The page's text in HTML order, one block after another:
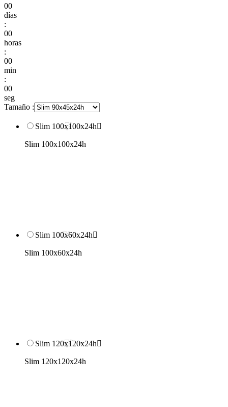
00
días
:
00
horas
:
00
min
:
00
seg
Tamaño :
Slim 100x100x24h
Slim 100x100x24h
Slim 100x60x24h
Slim 100x60x24h
Slim 120x120x24h
Slim 120x120x24h